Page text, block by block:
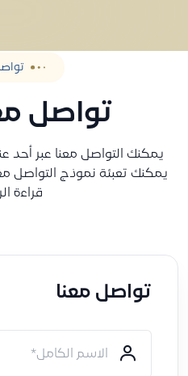
تواصل
يمكنك التواصل معنا عبر أحد
يمكنك تعبئة نموذج التواصل
قراءة
تواصل معنا